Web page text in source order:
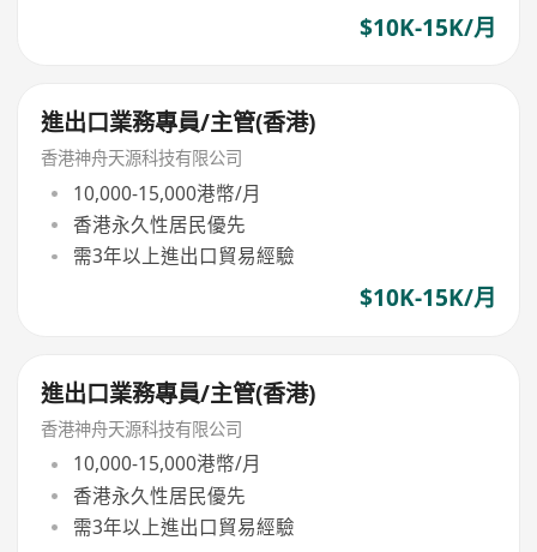
$10K-15K/月
進出口業務專員/主管(香港)
香港神舟天源科技有限公司
10,000-15,000港幣/月
香港永久性居民優先
需3年以上進出口貿易經驗
$10K-15K/月
進出口業務專員/主管(香港)
香港神舟天源科技有限公司
10,000-15,000港幣/月
香港永久性居民優先
需3年以上進出口貿易經驗